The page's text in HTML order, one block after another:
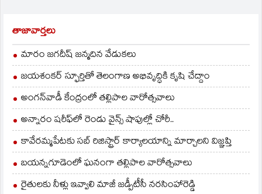
తాజావార్తలు
మారం జగదీష్ జన్మదిన వేడుకలు
జయశంకర్ స్ఫూర్తితో తెలంగాణ అభివృద్ధికి కృషి చేద్దాం
అంగన్‌వాడీ కేంద్రంలో తల్లిపాల వారోత్సవాలు
అన్నారం షరీఫ్‌లో రెండు వైన్స్ షాపుల్లో చోరీ..
కావేరమ్మపేటకు సబ్ రిజిస్ట్రార్ కార్యాలయాన్ని మార్చాలని విజ్ఞప్తి
బయన్నగూడెంలో ఘనంగా తల్లిపాల వారోత్సవాలు
రైతులకు నీళ్లు ఇవ్వాలి మాజీ జడ్పీటీసీ నరసింహారెడ్డి